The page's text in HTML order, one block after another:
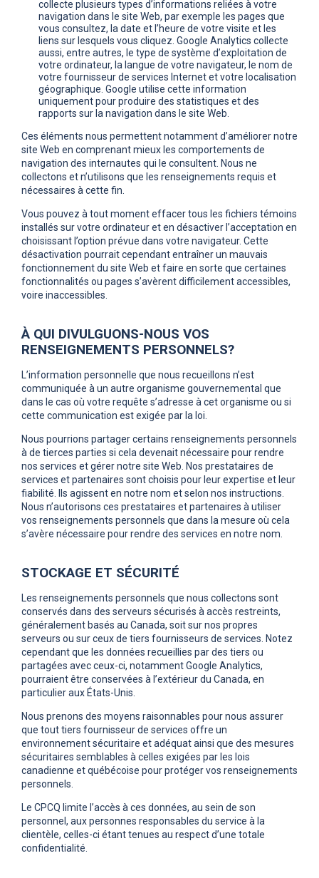
collecte plusieurs types d’informations reliées à votre
navigation dans le site Web, par exemple les pages que
vous consultez, la date et l’heure de votre visite et les
liens sur lesquels vous cliquez. Google Analytics collecte
aussi, entre autres, le type de système d’exploitation de
votre ordinateur, la langue de votre navigateur, le nom de
votre fournisseur de services Internet et votre localisation
géographique. Google utilise cette information
uniquement pour produire des statistiques et des
rapports sur la navigation dans le site Web.
Ces éléments nous permettent notamment d’améliorer notre
site Web en comprenant mieux les comportements de
navigation des internautes qui le consultent. Nous ne
collectons et n’utilisons que les renseignements requis et
nécessaires à cette fin.
Vous pouvez à tout moment effacer tous les fichiers témoins
installés sur votre ordinateur et en désactiver l’acceptation en
choisissant l’option prévue dans votre navigateur. Cette
désactivation pourrait cependant entraîner un mauvais
fonctionnement du site Web et faire en sorte que certaines
fonctionnalités ou pages s’avèrent difficilement accessibles,
voire inaccessibles.
À QUI DIVULGUONS-NOUS VOS
RENSEIGNEMENTS PERSONNELS?
L’information personnelle que nous recueillons n’est
communiquée à un autre organisme gouvernemental que
dans le cas où votre requête s’adresse à cet organisme ou si
cette communication est exigée par la loi.
Nous pourrions partager certains renseignements personnels
à de tierces parties si cela devenait nécessaire pour rendre
nos services et gérer notre site Web. Nos prestataires de
services et partenaires sont choisis pour leur expertise et leur
fiabilité. Ils agissent en notre nom et selon nos instructions.
Nous n’autorisons ces prestataires et partenaires à utiliser
vos renseignements personnels que dans la mesure où cela
s’avère nécessaire pour rendre des services en notre nom.
STOCKAGE ET SÉCURITÉ
Les renseignements personnels que nous collectons sont
conservés dans des serveurs sécurisés à accès restreints,
généralement basés au Canada, soit sur nos propres
serveurs ou sur ceux de tiers fournisseurs de services. Notez
cependant que les données recueillies par des tiers ou
partagées avec ceux-ci, notamment Google Analytics,
pourraient être conservées à l’extérieur du Canada, en
particulier aux États-Unis.
Nous prenons des moyens raisonnables pour nous assurer
que tout tiers fournisseur de services offre un
environnement sécuritaire et adéquat ainsi que des mesures
sécuritaires semblables à celles exigées par les lois
canadienne et québécoise pour protéger vos renseignements
personnels.
Le CPCQ limite l’accès à ces données, au sein de son
personnel, aux personnes responsables du service à la
clientèle, celles-ci étant tenues au respect d’une totale
confidentialité.